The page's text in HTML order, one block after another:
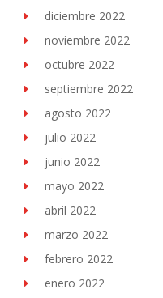
diciembre 2022
noviembre 2022
octubre 2022
septiembre 2022
agosto 2022
julio 2022
junio 2022
mayo 2022
abril 2022
marzo 2022
febrero 2022
enero 2022